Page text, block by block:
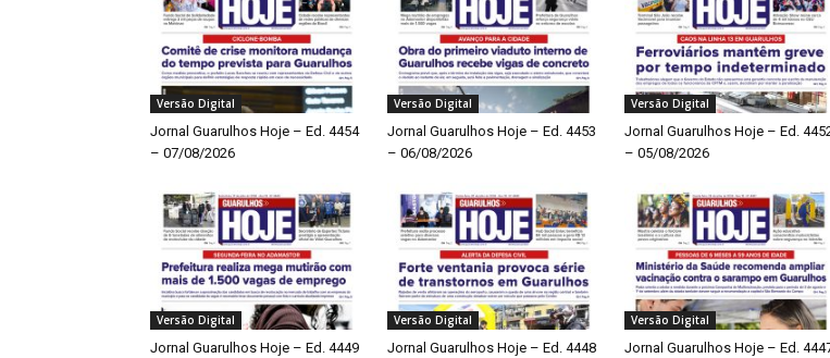
Versão Digital
Jornal Guarulhos Hoje – Ed. 4454
– 07/08/2026
Versão Digital
Jornal Guarulhos Hoje – Ed. 4453
– 06/08/2026
Versão Digital
Jornal Guarulhos Hoje – Ed.
– 05/08/2026
Versão Digital
Jornal Guarulhos Hoje – Ed. 4449
Versão Digital
Jornal Guarulhos Hoje – Ed. 4448
Versão Digital
Jornal Guarulhos Hoje – Ed.